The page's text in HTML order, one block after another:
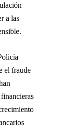
a las
el fraude